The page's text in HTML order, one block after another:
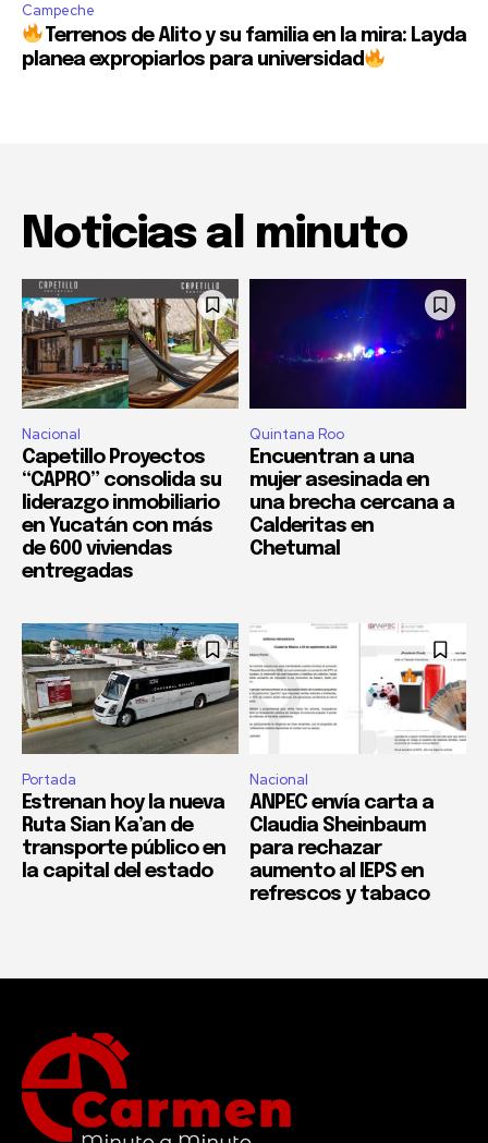
Campeche
Terrenos de Alito y su familia en la mira: Layda
planea expropiarlos para universidad
Noticias al minuto
Nacional
Capetillo Proyectos
“CAPRO” consolida su
liderazgo inmobiliario
en Yucatán con más
de 600 viviendas
entregadas
Quintana Roo
Encuentran a una
mujer asesinada en
una brecha cercana a
Calderitas en
Chetumal
Portada
Estrenan hoy la nueva
Ruta Sian Ka’an de
transporte público en
la capital del estado
Nacional
ANPEC envía carta a
Claudia Sheinbaum
para rechazar
aumento al IEPS en
refrescos y tabaco